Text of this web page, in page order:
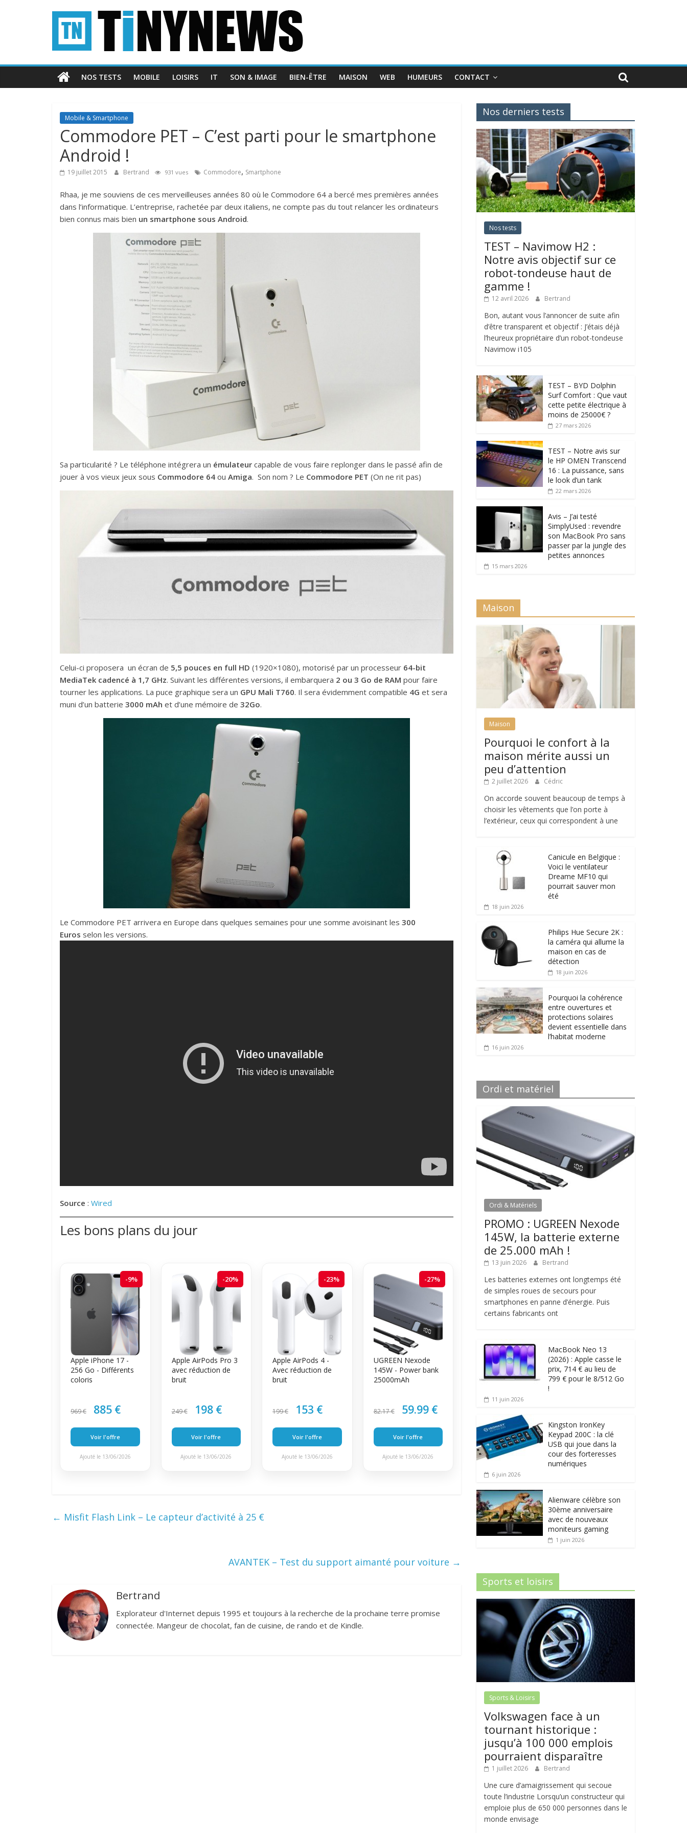
Tinynews
Le
belge
connectéNOS TESTS MOBILE LOISIRS IT SON & IMAGE BIEN-ÊTRE MAISON WEB HUMEURS CONTACT
Mobile & Smartphone
Commodore PET – C’est parti pour le smartphone
Android !
19 juillet 2015 Bertrand 931 vues Commodore, Smartphone
Rhaa, je me souviens de ces merveilleuses années 80 où le Commodore 64 a bercé mes premières années
dans l’informatique. L’entreprise, rachetée par deux italiens, ne compte pas du tout relancer les ordinateurs
bien connus mais bien un smartphone sous Android.
Sa particularité ? Le téléphone intégrera un émulateur capable de vous faire replonger dans le passé afin de
jouer à vos vieux jeux sous Commodore 64 ou Amiga. Son nom ? Le Commodore PET (On ne rit pas)
Celui-ci proposera un écran de 5,5 pouces en full HD (1920×1080), motorisé par un processeur 64-bit
MediaTek cadencé à 1,7 GHz. Suivant les différentes versions, il embarquera 2 ou 3 Go de RAM pour faire
tourner les applications. La puce graphique sera un GPU Mali T760. Il sera évidemment compatible 4G et sera
muni d’un batterie 3000 mAh et d’une mémoire de 32Go.
Le Commodore PET arrivera en Europe dans quelques semaines pour une somme avoisinant les 300
Euros selon les versions.
Source : Wired
Les bons plans du jour
-9%
Apple iPhone 17 -
256 Go - Différents
coloris
969 € 885 €
Voir l'offre
Ajouté le 13/06/2026
-20%
Apple AirPods Pro 3
avec réduction de
bruit
249 € 198 €
Voir l'offre
Ajouté le 13/06/2026
-23%
Apple AirPods 4 -
Avec réduction de
bruit
199 € 153 €
Voir l'offre
Ajouté le 13/06/2026
-27%
UGREEN Nexode
145W - Power bank
25000mAh
82.17 € 59.99 €
Voir l'offre
Ajouté le 13/06/2026
← Misfit Flash Link – Le capteur d’activité à 25 €
AVANTEK – Test du support aimanté pour voiture →
Bertrand
Explorateur d'Internet depuis 1995 et toujours à la recherche de la prochaine terre promise
connectée. Mangeur de chocolat, fan de cuisine, de rando et de Kindle.
Nos derniers tests
Nos tests
TEST – Navimow H2 :
Notre avis objectif sur ce
robot-tondeuse haut de
gamme !
12 avril 2026 Bertrand
Bon, autant vous l’annoncer de suite afin
d’être transparent et objectif : J’étais déjà
l’heureux propriétaire d’un robot-tondeuse
Navimow i105
TEST – BYD Dolphin
Surf Comfort : Que vaut
cette petite électrique à
moins de 25000€ ?
27 mars 2026
TEST – Notre avis sur
le HP OMEN Transcend
16 : La puissance, sans
le look d’un tank
22 mars 2026
Avis – J’ai testé
SimplyUsed : revendre
son MacBook Pro sans
passer par la jungle des
petites annonces
15 mars 2026
Maison
Maison
Pourquoi le confort à la
maison mérite aussi un
peu d’attention
2 juillet 2026 Cédric
On accorde souvent beaucoup de temps à
choisir les vêtements que l’on porte à
l’extérieur, ceux qui correspondent à une
Canicule en Belgique :
Voici le ventilateur
Dreame MF10 qui
pourrait sauver mon
été
18 juin 2026
Philips Hue Secure 2K :
la caméra qui allume la
maison en cas de
détection
18 juin 2026
Pourquoi la cohérence
entre ouvertures et
protections solaires
devient essentielle dans
l’habitat moderne
16 juin 2026
Ordi et matériel
Ordi & Matériels
PROMO : UGREEN Nexode
145W, la batterie externe
de 25.000 mAh !
13 juin 2026 Bertrand
Les batteries externes ont longtemps été
de simples roues de secours pour
smartphones en panne d’énergie. Puis
certains fabricants ont
MacBook Neo 13
(2026) : Apple casse le
prix, 714 € au lieu de
799 € pour le 8/512 Go
!
11 juin 2026
Kingston IronKey
Keypad 200C : la clé
USB qui joue dans la
cour des forteresses
numériques
6 juin 2026
Alienware célèbre son
30ème anniversaire
avec de nouveaux
moniteurs gaming
1 juin 2026
Sports et loisirs
Sports & Loisirs
Volkswagen face à un
tournant historique :
jusqu’à 100 000 emplois
pourraient disparaître
1 juillet 2026 Bertrand
Une cure d’amaigrissement qui secoue
toute l’industrie Lorsqu’un constructeur qui
emploie plus de 650 000 personnes dans le
monde envisage